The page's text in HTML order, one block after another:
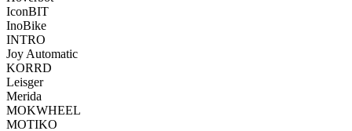
IconBIT
InoBike
INTRO
Joy Automatic
KORRD
Leisger
Merida
MOKWHEEL
MOTIKO